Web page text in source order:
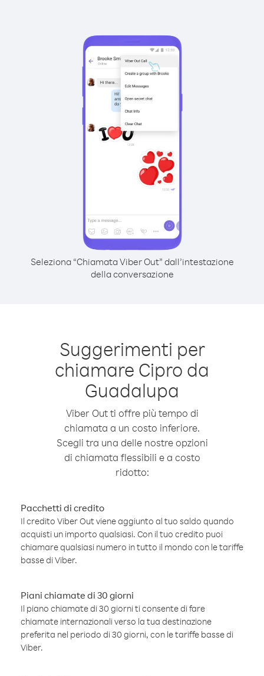
Seleziona “Chiamata Viber Out” dall’intestazione
della conversazione
Suggerimenti per
chiamare Cipro da
Guadalupa
Viber Out ti offre più tempo di
chiamata a un costo inferiore.
Scegli tra una delle nostre opzioni
di chiamata flessibili e a costo
ridotto:
Pacchetti di credito
Il credito Viber Out viene aggiunto al tuo saldo quando
acquisti un importo qualsiasi. Con il tuo credito puoi
chiamare qualsiasi numero in tutto il mondo con le tariffe
basse di Viber.
Piani chiamate di 30 giorni
Il piano chiamate di 30 giorni ti consente di fare
chiamate internazionali verso la tua destinazione
preferita nel periodo di 30 giorni, con le tariffe basse di
Viber.